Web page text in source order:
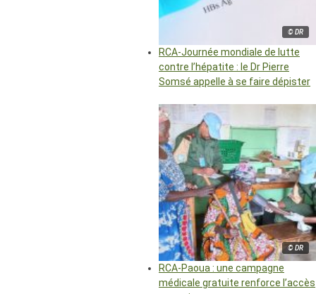
© DR
RCA-Journée mondiale de lutte
contre l’hépatite : le Dr Pierre
Somsé appelle à se faire dépister
© DR
RCA-Paoua : une campagne
médicale gratuite renforce l’accès